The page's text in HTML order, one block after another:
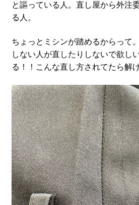
と謳っている人。直し屋から外注
る人。
ちょっとミシンが踏めるからって
しない人が直したりしないで欲し
る！！こんな直し方されてたら解